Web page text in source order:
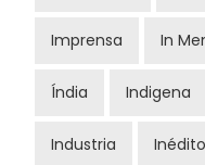
Imprensa In
Índia Indigena
Industria